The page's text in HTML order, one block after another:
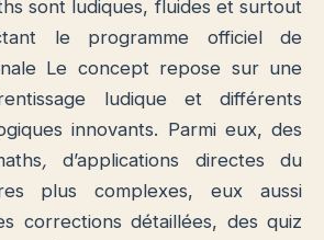
sont ludiques, fluides et surtout
le programme officiel de
Le concept repose sur une
ludique et différents
innovants. Parmi eux, des
, d’applications directes du
plus complexes, eux aussi
corrections détaillées, des quiz